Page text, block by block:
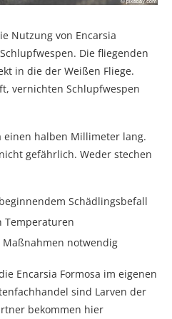
Nutzung von Encarsia
Die fliegenden
in die der Weißen Fliege.
vernichten Schlupfwespen
halben Millimeter lang.
gefährlich. Weder stechen
Schädlingsbefall
Temperaturen
notwendig
Encarsia Formosa im eigenen
sind Larven der
bekommen hier